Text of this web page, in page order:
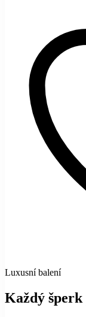
Luxusní balení
Každý šperk